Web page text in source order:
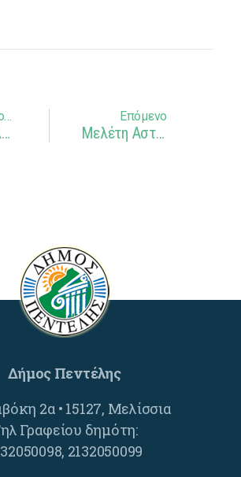
Προηγούμενο
Ανάπλαση Κεντρικών Δρόμων Στη Νέα Πεντέλη Και Κεντρικής Περιοχής Μεταξύ Πλατείας, Περικλέους, Καπαδοκίας Και Ελευθ. Βενιζέλου
Επόμενο
Μελέτη Αστικής Ανάπλασης Κεντρικών Δρόμων Των Μελισσίων, Κεντρικών Δρόμων Στη Νέα Πεντέλη Και Δρόμων Βόρεια Από Την Κεντρική Πλατεία (Περικλέους, Καποδιστρίου, Ελ. Βενιζέλου), Ανάπλαση Πλατείας Χαραυγής Και Οδών Βασιλέως Γεωργίου Β, Ηγουμ. Μακρυγιάννη Και Ιωαν. Μεταξά Στην ΔΚ Πεντέλης
Δήμος Πεντέλης
2α • 15127, Μελίσσια
Γραφείου δημότη:
2132050099